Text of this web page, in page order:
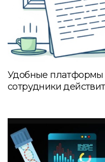
Удобные платформы
сотрудники